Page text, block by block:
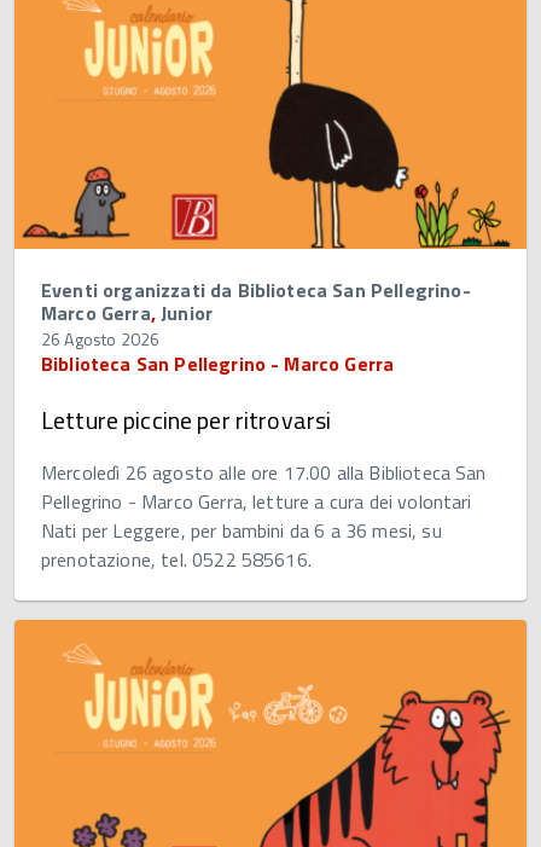
Eventi organizzati da Biblioteca San Pellegrino-
Marco Gerra,Junior
26 Agosto 2026
Biblioteca San Pellegrino - Marco Gerra
Letture piccine per ritrovarsi
Mercoledì 26 agosto alle ore 17.00 alla Biblioteca San
Pellegrino - Marco Gerra, letture a cura dei volontari
Nati per Leggere, per bambini da 6 a 36 mesi, su
prenotazione, tel. 0522 585616.